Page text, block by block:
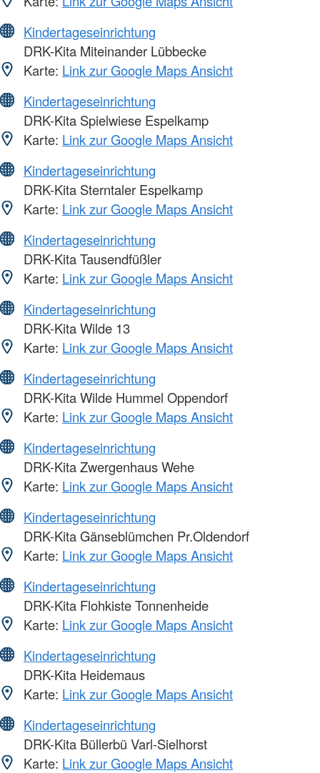
Kindertageseinrichtung
DRK-Kita Miteinander Lübbecke
Karte: Link zur Google Maps Ansicht
Kindertageseinrichtung
DRK-Kita Spielwiese Espelkamp
Karte: Link zur Google Maps Ansicht
Kindertageseinrichtung
DRK-Kita Sterntaler Espelkamp
Karte: Link zur Google Maps Ansicht
Kindertageseinrichtung
DRK-Kita Tausendfüßler
Karte: Link zur Google Maps Ansicht
Kindertageseinrichtung
DRK-Kita Wilde 13
Karte: Link zur Google Maps Ansicht
Kindertageseinrichtung
DRK-Kita Wilde Hummel Oppendorf
Karte: Link zur Google Maps Ansicht
Kindertageseinrichtung
DRK-Kita Zwergenhaus Wehe
Karte: Link zur Google Maps Ansicht
Kindertageseinrichtung
DRK-Kita Gänseblümchen Pr.Oldendorf
Karte: Link zur Google Maps Ansicht
Kindertageseinrichtung
DRK-Kita Flohkiste Tonnenheide
Karte: Link zur Google Maps Ansicht
Kindertageseinrichtung
DRK-Kita Heidemaus
Karte: Link zur Google Maps Ansicht
Kindertageseinrichtung
DRK-Kita Büllerbü Varl-Sielhorst
Karte: Link zur Google Maps Ansicht